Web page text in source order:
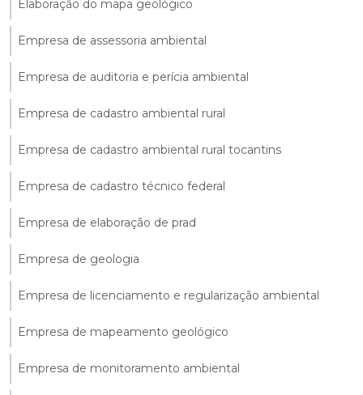
Elaboração do mapa geológico
Empresa de assessoria ambiental
Empresa de auditoria e perícia ambiental
Empresa de cadastro ambiental rural
Empresa de cadastro ambiental rural tocantins
Empresa de cadastro técnico federal
Empresa de elaboração de prad
Empresa de geologia
Empresa de licenciamento e regularização ambiental
Empresa de mapeamento geológico
Empresa de monitoramento ambiental